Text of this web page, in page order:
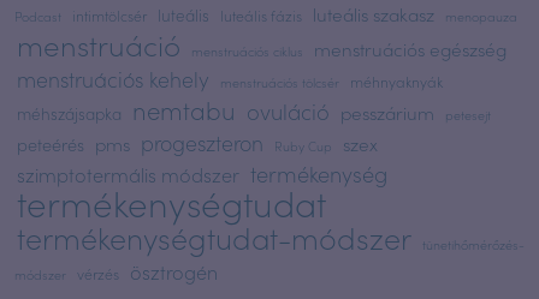
Podcast
intimtölcsér luteális luteális fázis luteális szakasz menopauza
menstruáció menstruációs ciklus menstruációs egészség
menstruációs kehely menstruációs tölcsér méhnyaknyák
méhszájsapka nemtabu ovuláció pesszárium petesejt
peteérés pms progeszteron Ruby Cup szex
szimptotermális módszer termékenység
termékenységtudat
termékenységtudat-módszer
tünetihőmérőzés-
módszer
vérzés ösztrogén